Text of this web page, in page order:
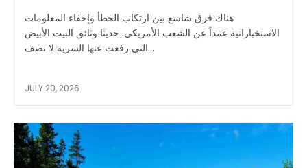
هناك فرق شاسع بين ارتكاب الخطأ وإخفاء المعلومات
الاستخباراتية عمداً عن الشعب الأمريكي. حديثا وثائق البيت الأبيض
التي رفعت عنها السرية لا تصف...
JULY 20, 2026